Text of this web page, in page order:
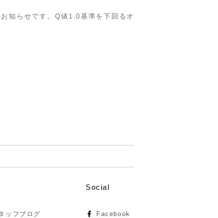
知らせです。Q値1.0基準を下回るオ
ッフブログ
Social
Facebook